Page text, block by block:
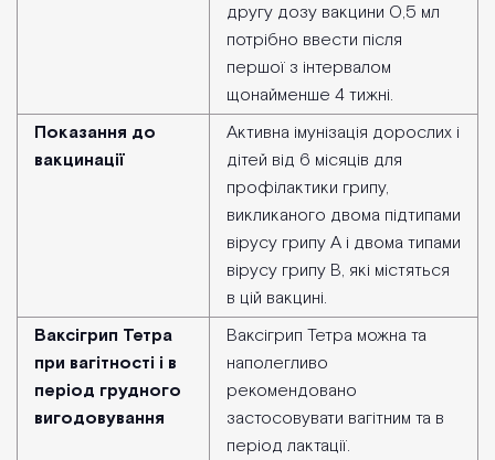
другу дозу вакцини 0,5 мл
потрібно ввести після
першої з інтервалом
щонайменше 4 тижні.
Показання до
вакцинації
Активна імунізація дорослих і
дітей від 6 місяців для
профілактики грипу,
викликаного двома підтипами
вірусу грипу А і двома типами
вірусу грипу В, які містяться
в цій вакцині.
Ваксігрип Тетра
при вагітності і в
період грудного
вигодовування
Ваксігрип Тетра можна та
наполегливо
рекомендовано
застосовувати вагітним та в
період лактації.